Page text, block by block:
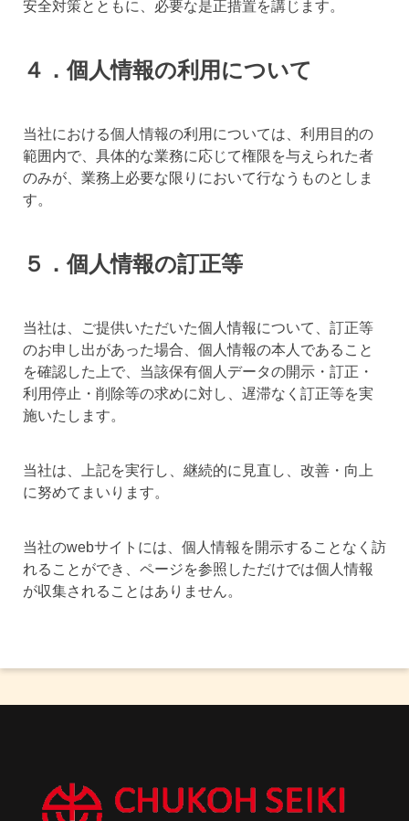
安全対策とともに、必要な是正措置を講じます。
４．個人情報の利用について
当社における個人情報の利用については、利用目的の
範囲内で、具体的な業務に応じて権限を与えられた者
のみが、業務上必要な限りにおいて行なうものとしま
す。
５．個人情報の訂正等
当社は、ご提供いただいた個人情報について、訂正等
のお申し出があった場合、個人情報の本人であること
を確認した上で、当該保有個人データの開示・訂正・
利用停止・削除等の求めに対し、遅滞なく訂正等を実
施いたします。
当社は、上記を実行し、継続的に見直し、改善・向上
に努めてまいります。
当社のwebサイトには、個人情報を開示することなく訪
れることができ、ページを参照しただけでは個人情報
が収集されることはありません。